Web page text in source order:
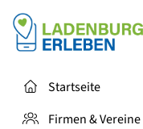
Startseite
Firmen & Vereine